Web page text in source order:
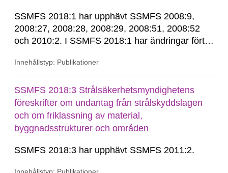
SSMFS 2018:1 har upphävt SSMFS 2008:9,
2008:27, 2008:28, 2008:29, 2008:51, 2008:52
och 2010:2. I SSMFS 2018:1 har ändringar förts
SSMFS 2022:14, SSMFS 2024:2 och SSMFS
Innehållstyp: Publikationer
SSMFS 2018:3 Strålsäkerhetsmyndighetens
föreskrifter om undantag från strålskyddslagen
och om friklassning av material,
byggnadsstrukturer och områden
SSMFS 2018:3 har upphävt SSMFS 2011:2.